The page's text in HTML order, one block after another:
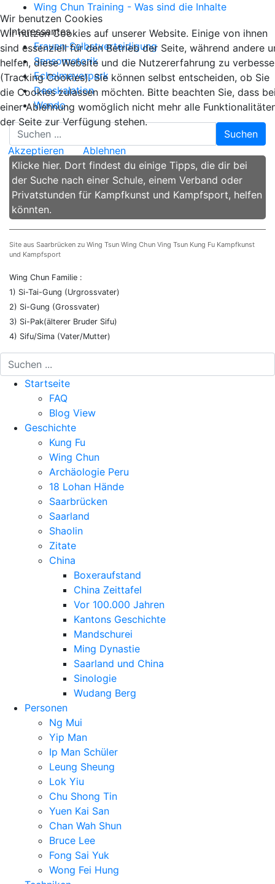
Wing Chun Training - Was sind die Inhalte
Interessantes
Frauen-Selbstverteidigung
Sensomotorik
Echelmeyerpark
Deeskalation
Wendo
Suchen
Klicke hier. Dort findest du einige Tipps, die dir bei
der Suche nach einer Schule, einem Verband oder
Privatstunden für Kampfkunst und Kampfsport, helfen
könnten.
Site aus Saarbrücken zu Wing Tsun Wing Chun Ving Tsun Kung Fu Kampfkunst
und Kampfsport
Wing Chun Familie :
1) Si-Tai-Gung (Urgrossvater)
2) Si-Gung (Grossvater)
3) Si-Pak(älterer Bruder Sifu)
4) Sifu/Sima (Vater/Mutter)
Startseite
FAQ
Blog View
Geschichte
Kung Fu
Wing Chun
Archäologie Peru
18 Lohan Hände
Saarbrücken
Saarland
Shaolin
Zitate
China
Boxeraufstand
China Zeittafel
Vor 100.000 Jahren
Kantons Geschichte
Mandschurei
Ming Dynastie
Saarland und China
Sinologie
Wudang Berg
Personen
Ng Mui
Yip Man
Ip Man Schüler
Leung Sheung
Lok Yiu
Chu Shong Tin
Yuen Kai San
Chan Wah Shun
Bruce Lee
Fong Sai Yuk
Wong Fei Hung
Wir benutzen Cookies
Wir nutzen Cookies auf unserer Website. Einige von ihnen
sind essenziell für den Betrieb der Seite, während andere
helfen, diese Website und die Nutzererfahrung zu
(Tracking Cookies). Sie können selbst entscheiden, ob Sie
die Cookies zulassen möchten. Bitte beachten Sie, dass
einer Ablehnung womöglich nicht mehr alle
der Seite zur Verfügung stehen.
Akzeptieren Ablehnen